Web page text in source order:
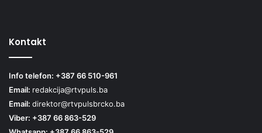
Kontakt
Info telefon: +387 66 510-961
Email: redakcija@rtvpuls.ba
Email: direktor@rtvpulsbrcko.ba
Viber: +387 66 863-529